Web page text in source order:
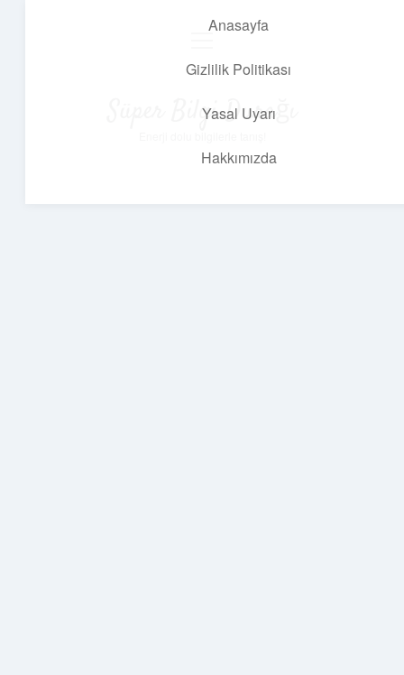
Anasayfa
Gizlilik Politikası
Yasal Uyarı
Hakkımızda
Süper Bilgi Durağı